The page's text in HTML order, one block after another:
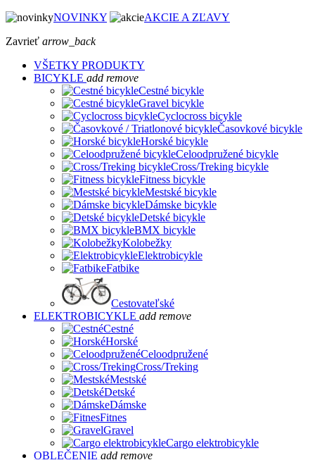
NOVINKY
AKCIE A ZĽAVY
Zavrieť arrow_back
VŠETKY PRODUKTY
BICYKLE add remove
Cestné bicykle
Gravel bicykle
Cyclocross bicykle
Časovkové bicykle
Horské bicykle
Celoodpružené bicykle
Cross/Treking bicykle
Fitness bicykle
Mestské bicykle
Dámske bicykle
Detské bicykle
BMX bicykle
Kolobežky
Elektrobicykle
Fatbike
Cestovateľské
ELEKTROBICYKLE add remove
Cestné
Horské
Celoodpružené
Cross/Treking
Mestské
Detské
Dámske
Fitnes
Gravel
Cargo elektrobicykle
OBLEČENIE add remove